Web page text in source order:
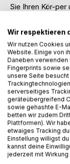
Sie Ihren Kör-per
können. Und
Der Autor hat
so einiges an
viel von diesem
daher einen Teil
Aber glauben Sie
dieser
unendlichen
die Stationen
wenigen
seine
ähnelte, war er
Wir respektieren
Wir nutzen Cookies
Website. Einige von
Daneben verwenden
Fingerprints sowie
unsere Seite
serverseitiges
geräteübergreifend
sowie gehashte E-
betten wir zudem
Plattformen). Wir
etwaiges Tracking
Einstellung willigst
kannst deine
jederzeit mit